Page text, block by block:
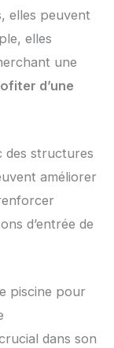
elles peuvent
elles
une
d’une
des structures
améliorer
d’entrée de
piscine pour
dans son